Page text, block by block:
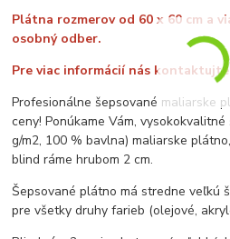
Plátna rozmerov od 60 x 60 cm a
osobný odber.
Pre viac informácií nás kontaktujte
Profesionálne šepsované maliarske
ceny! Ponúkame Vám,
g/m2, 100 % bavlna) maliarske
blind ráme hrubom 2 cm.
Šepsované plátno má stredne veľkú
pre všetky druhy farieb (olejové,